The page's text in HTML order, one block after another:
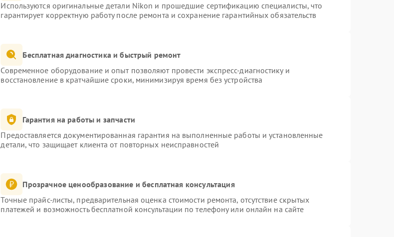
Используются оригинальные детали Nikon и прошедшие сертификацию специалисты, что
гарантирует корректную работу после ремонта и сохранение гарантийных обязательств
Бесплатная диагностика и быстрый ремонт
Современное оборудование и опыт позволяют провести экспресс-диагностику и
восстановление в кратчайшие сроки, минимизируя время без устройства
Гарантия на работы и запчасти
Предоставляется документированная гарантия на выполненные работы и установленные
детали, что защищает клиента от повторных неисправностей
Прозрачное ценообразование и бесплатная консультация
Точные прайс-листы, предварительная оценка стоимости ремонта, отсутствие скрытых
платежей и возможность бесплатной консультации по телефону или онлайн на сайте